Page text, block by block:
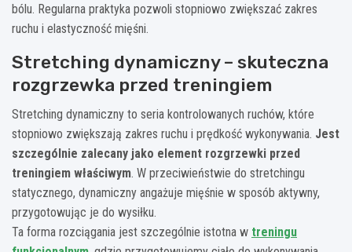
bólu. Regularna praktyka pozwoli stopniowo zwiększać zakres
ruchu i elastyczność mięśni.
Stretching dynamiczny – skuteczna
rozgrzewka przed treningiem
Stretching dynamiczny to seria kontrolowanych ruchów, które
stopniowo zwiększają zakres ruchu i prędkość wykonywania. Jest
szczególnie zalecany jako element rozgrzewki przed
treningiem właściwym. W przeciwieństwie do stretchingu
statycznego, dynamiczny angażuje mięśnie w sposób aktywny,
przygotowując je do wysiłku.
Ta forma rozciągania jest szczególnie istotna w treningu